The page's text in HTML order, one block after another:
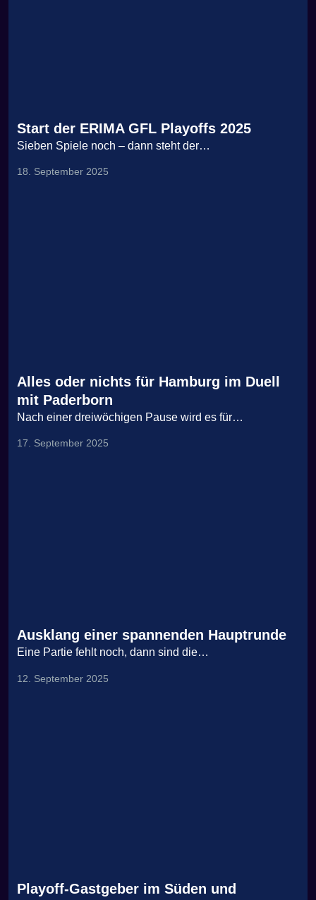
Start der ERIMA GFL Playoffs 2025
Sieben Spiele noch – dann steht der…
18. September 2025
Alles oder nichts für Hamburg im Duell
mit Paderborn
Nach einer dreiwöchigen Pause wird es für…
17. September 2025
Ausklang einer spannenden Hauptrunde
Eine Partie fehlt noch, dann sind die…
12. September 2025
Playoff-Gastgeber im Süden und